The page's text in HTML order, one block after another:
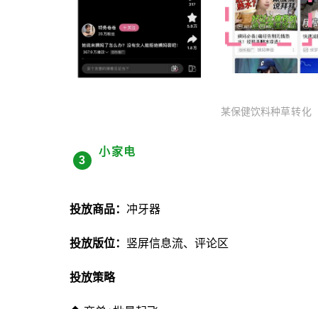
某保健饮料种草转化
3
小家电
投放商品： 冲牙器
投放版位： 竖屏信息流、评论区
投放策略